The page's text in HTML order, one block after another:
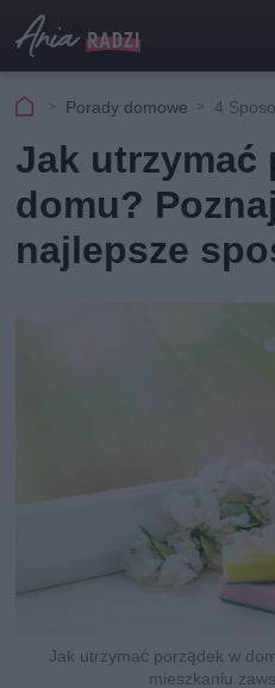
Porady domowe 4
Jak utrzymać
domu?
najlepsze
Jak utrzymać porządek w
mieszkaniu